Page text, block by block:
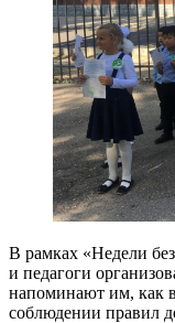
В рамках «Недели
и педагоги
напоминают им, как
соблюдении правил